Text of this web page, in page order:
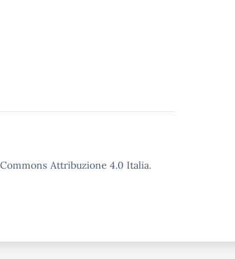
Attribuzione 4.0 Italia.